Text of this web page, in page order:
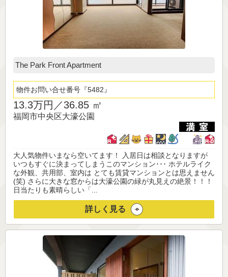
The Park Front Apartment
物件お問い合せ番号 5482
13.3万円／36.85 ㎡
福岡市中央区大濠公園
大人気物件いまなら空いてます！ 入居日は相談となりますが
いつもすぐに決まってしまうこのマンション･･･ ホテルライク
な外観、共用部、室内は とても賃貸マンションとは思えません
(笑) さらに大きな窓からは大濠公園の緑が丸見えの絶景！！！
日当たりも素晴らしい「...
詳しく見る